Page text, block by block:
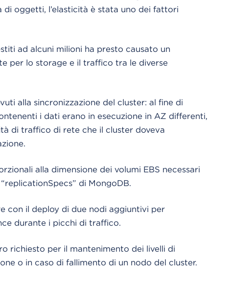
oggetti, l’elasticità è stata uno dei fattori
ad alcuni milioni ha presto causato un
per lo storage e il traffico tra le diverse
alla sincronizzazione del cluster: al fine di
i dati erano in esecuzione in AZ differenti,
di traffico di rete che il cluster doveva
alla dimensione dei volumi EBS necessari
di MongoDB.
con il deploy di due nodi aggiuntivi per
durante i picchi di traffico.
richiesto per il mantenimento dei livelli di
o in caso di fallimento di un nodo del cluster.